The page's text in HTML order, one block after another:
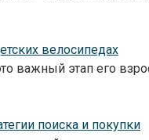
велосипедах
важный этап его
поиска и покупки